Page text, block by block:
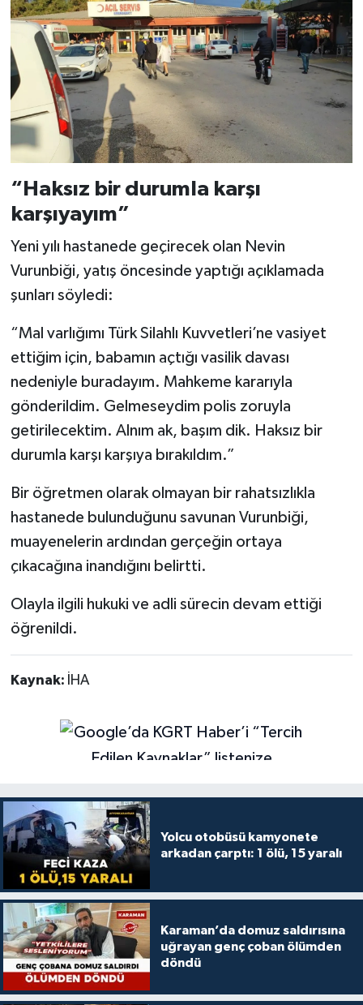
“Haksız bir durumla karşı
karşıyayım”
Yeni yılı hastanede geçirecek olan Nevin
Vurunbiği, yatış öncesinde yaptığı açıklamada
şunları söyledi:
“Mal varlığımı Türk Silahlı Kuvvetleri’ne vasiyet
ettiğim için, babamın açtığı vasilik davası
nedeniyle buradayım. Mahkeme kararıyla
gönderildim. Gelmeseydim polis zoruyla
getirilecektim. Alnım ak, başım dik. Haksız bir
durumla karşı karşıya bırakıldım.”
Bir öğretmen olarak olmayan bir rahatsızlıkla
hastanede bulunduğunu savunan Vurunbiği,
muayenelerin ardından gerçeğin ortaya
çıkacağına inandığını belirtti.
Olayla ilgili hukuki ve adli sürecin devam ettiği
öğrenildi.
Kaynak: İHA
Yolcu otobüsü kamyonete
arkadan çarptı: 1 ölü, 15 yaralı
Karaman’da domuz saldırısına
uğrayan genç çoban ölümden
döndü